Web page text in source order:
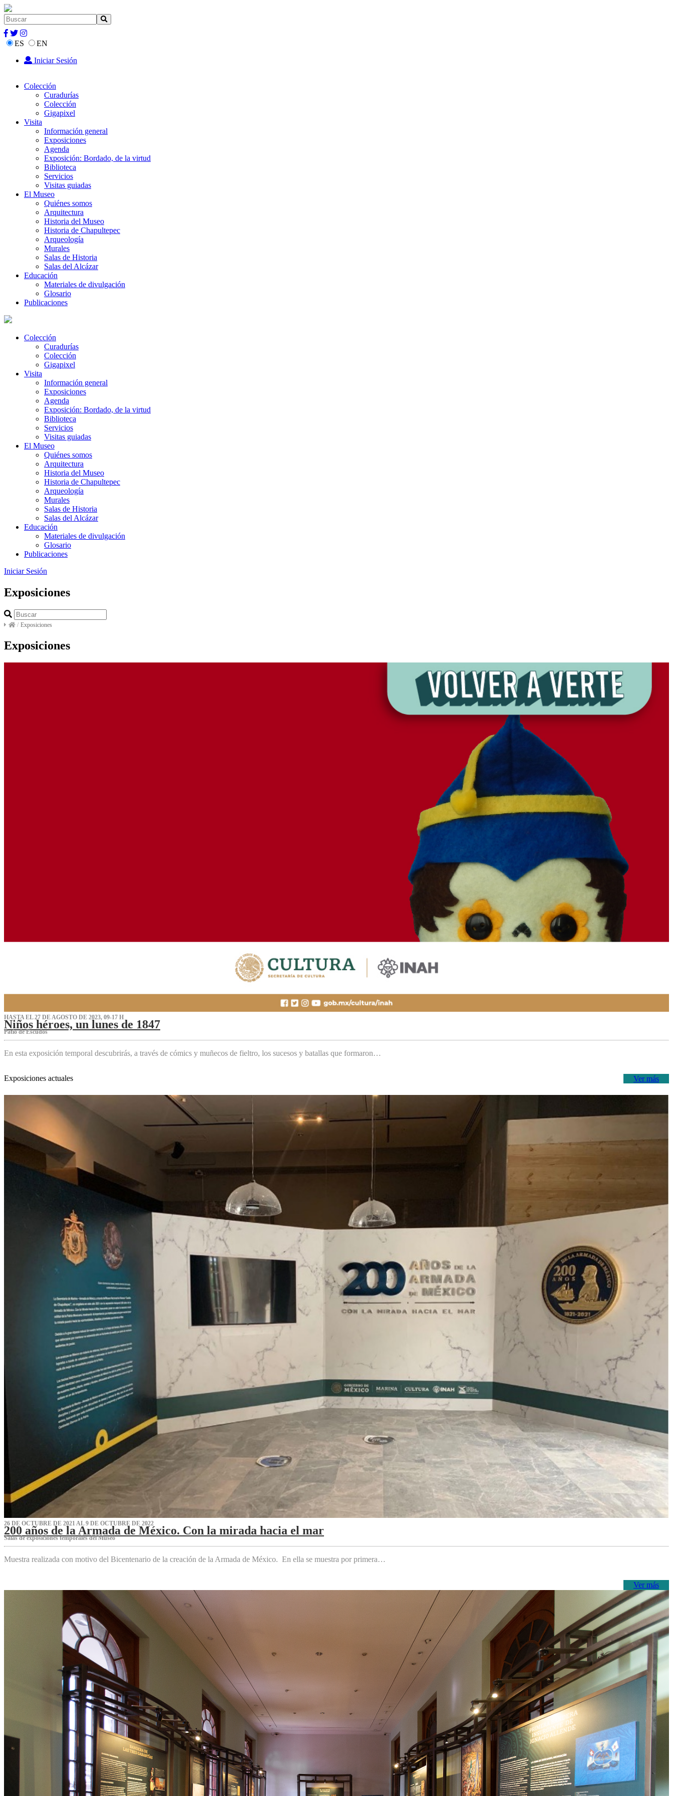
ES
EN
Iniciar Sesión
Colección
Curadurías
Colección
Gigapixel
Visita
Información general
Exposiciones
Agenda
Exposición: Bordado, de la virtud
Biblioteca
Servicios
Visitas guiadas
El Museo
Quiénes somos
Arquitectura
Historia del Museo
Historia de Chapultepec
Arqueología
Murales
Salas de Historia
Salas del Alcázar
Educación
Materiales de divulgación
Glosario
Publicaciones
Colección
Curadurías
Colección
Gigapixel
Visita
Información general
Exposiciones
Agenda
Exposición: Bordado, de la virtud
Biblioteca
Servicios
Visitas guiadas
El Museo
Quiénes somos
Arquitectura
Historia del Museo
Historia de Chapultepec
Arqueología
Murales
Salas de Historia
Salas del Alcázar
Educación
Materiales de divulgación
Glosario
Publicaciones
Iniciar Sesión
Exposiciones
/ Exposiciones
Exposiciones
HASTA EL 27 DE AGOSTO DE 2023, 09-17 H
Niños héroes, un lunes de 1847
Patio de Escudos
En esta exposición temporal descubrirás, a través de cómics y muñecos de fieltro, los sucesos y batallas que formaron…
Ver más
Exposiciones actuales
26 DE OCTUBRE DE 2021 AL 9 DE OCTUBRE DE 2022
200 años de la Armada de México. Con la mirada hacia el mar
Salas de exposiciones temporales del Museo‌
Muestra realizada con motivo del Bicentenario de la creación de la Armada de México. En ella se muestra por primera…
Ver más